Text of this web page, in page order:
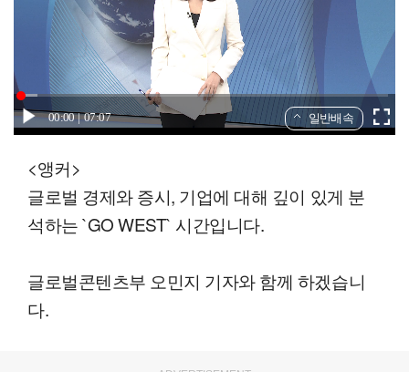
00:00 07:07 일반배속
<앵커>
글로벌 경제와 증시, 기업에 대해 깊이 있게 분
석하는 `GO WEST` 시간입니다.
글로벌콘텐츠부 오민지 기자와 함께 하겠습니
다.